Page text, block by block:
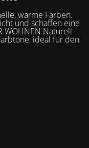
warme Farben.
und schaffen eine
WOHNEN Naturell
ideal für den